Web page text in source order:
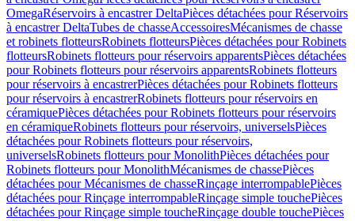
OmegaRéservoirs à encastrer DeltaPièces détachées pour Réservoirs
à encastrer DeltaTubes de chasseAccessoiresMécanismes de chasse
et robinets flotteursRobinets flotteursPièces détachées pour Robinets
flotteursRobinets flotteurs pour réservoirs apparentsPièces détachées
pour Robinets flotteurs pour réservoirs apparentsRobinets flotteurs
pour réservoirs à encastrerPièces détachées pour Robinets flotteurs
pour réservoirs à encastrerRobinets flotteurs pour réservoirs en
céramiquePièces détachées pour Robinets flotteurs pour réservoirs
en céramiqueRobinets flotteurs pour réservoirs, universelsPièces
détachées pour Robinets flotteurs pour réservoirs,
universelsRobinets flotteurs pour MonolithPièces détachées pour
Robinets flotteurs pour MonolithMécanismes de chassePièces
détachées pour Mécanismes de chasseRinçage interrompablePièces
détachées pour Rinçage interrompableRinçage simple touchePièces
détachées pour Rinçage simple toucheRinçage double touchePièces